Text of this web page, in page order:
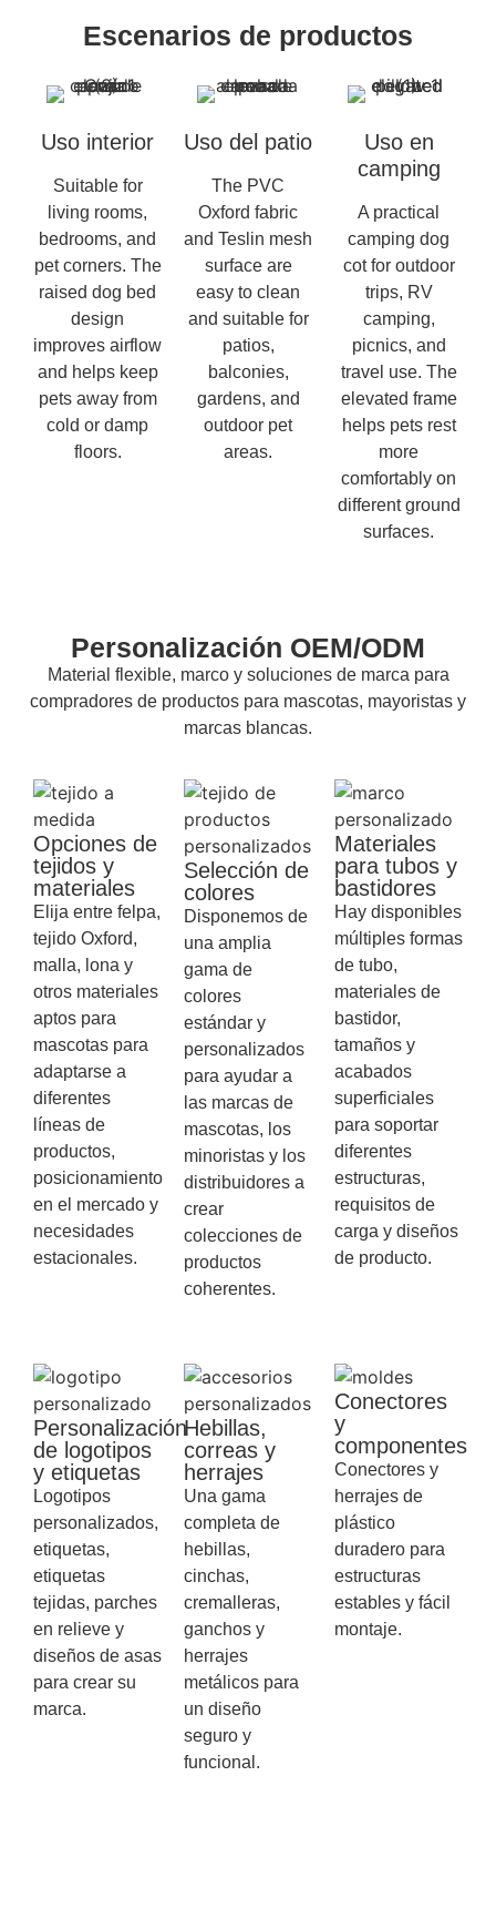
Escenarios de productos
Uso interior
Suitable for
living rooms,
bedrooms, and
pet corners. The
raised dog bed
design
improves airflow
and helps keep
pets away from
cold or damp
floors.
Uso del patio
The PVC
Oxford fabric
and Teslin mesh
surface are
easy to clean
and suitable for
patios,
balconies,
gardens, and
outdoor pet
areas.
Uso en
camping
A practical
camping dog
cot for outdoor
trips, RV
camping,
picnics, and
travel use. The
elevated frame
helps pets rest
more
comfortably on
different ground
surfaces.
Personalización OEM/ODM
Material flexible, marco y soluciones de marca para
compradores de productos para mascotas, mayoristas y
marcas blancas.
Opciones de
tejidos y
materiales
Elija entre felpa,
tejido Oxford,
malla, lona y
otros materiales
aptos para
mascotas para
adaptarse a
diferentes
líneas de
productos,
posicionamiento
en el mercado y
necesidades
estacionales.
Selección de
colores
Disponemos de
una amplia
gama de
colores
estándar y
personalizados
para ayudar a
las marcas de
mascotas, los
minoristas y los
distribuidores a
crear
colecciones de
productos
coherentes.
Materiales
para tubos y
bastidores
Hay disponibles
múltiples formas
de tubo,
materiales de
bastidor,
tamaños y
acabados
superficiales
para soportar
diferentes
estructuras,
requisitos de
carga y diseños
de producto.
Personalización
de logotipos
y etiquetas
Logotipos
personalizados,
etiquetas,
etiquetas
tejidas, parches
en relieve y
diseños de asas
para crear su
marca.
Hebillas,
correas y
herrajes
Una gama
completa de
hebillas,
cinchas,
cremalleras,
ganchos y
herrajes
metálicos para
un diseño
seguro y
funcional.
Conectores
y
componentes
Conectores y
herrajes de
plástico
duradero para
estructuras
estables y fácil
montaje.